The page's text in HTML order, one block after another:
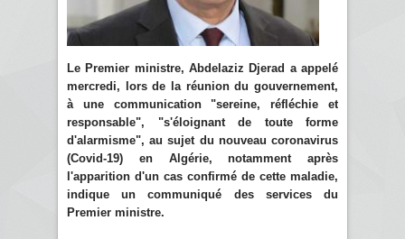
Le Premier ministre, Abdelaziz Djerad a appelé
mercredi, lors de la réunion du gouvernement,
à une communication "sereine, réfléchie et
responsable", "s'éloignant de toute forme
d'alarmisme", au sujet du nouveau coronavirus
(Covid-19) en Algérie, notamment après
l'apparition d'un cas confirmé de cette maladie,
indique un communiqué des services du
Premier ministre.